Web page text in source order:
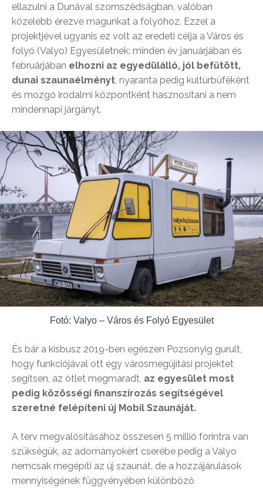
ellazulni a Dunával szomszédságban, valóban
közelebb érezve magunkat a folyóhoz. Ezzel a
projektjével ugyanis ez volt az eredeti célja a Város és
folyó (Valyo) Egyesületnek: minden év januárjában és
februárjában elhozni az egyedülálló, jól befűtött,
dunai szaunaélményt, nyaranta pedig kultúrbüféként
és mozgó irodalmi központként hasznosítani a nem
mindennapi járgányt.
Fotó: Valyo – Város és Folyó Egyesület
És bár a kisbusz 2019-ben egészen Pozsonyig gurult,
hogy funkciójával ott egy városmegújítási projektet
segítsen, az ötlet megmaradt, az egyesület most
pedig közösségi finanszírozás segítségével
szeretné felépíteni új Mobil Szaunáját.
A terv megvalósításához összesen 5 millió forintra van
szükségük, az adományokért cserébe pedig a Valyo
nemcsak megépíti az új szaunát, de a hozzájárulások
mennyiségének függvényében különböző